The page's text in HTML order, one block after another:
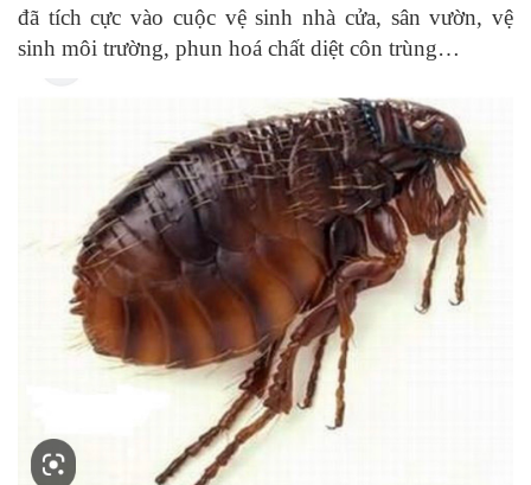
đã tích cực vào cuộc vệ sinh nhà cửa, sân vườn, vệ
sinh môi trường, phun hoá chất diệt côn trùng…